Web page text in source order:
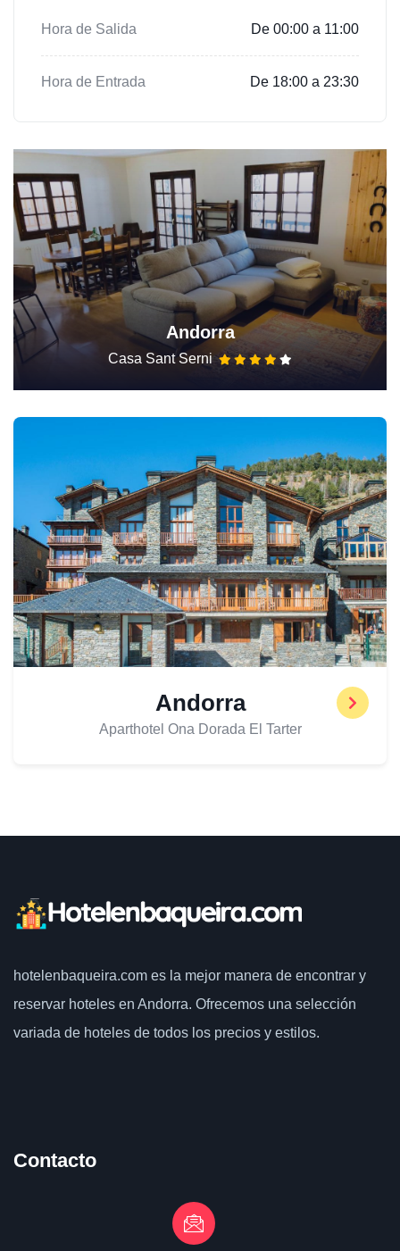
Hora de Salida De 00:00 a 11:00
Hora de Entrada De 18:00 a 23:30
Andorra
Casa Sant Serni
Andorra
Aparthotel Ona Dorada El Tarter
hotelenbaqueira.com es la mejor manera de encontrar y
reservar hoteles en Andorra. Ofrecemos una selección
variada de hoteles de todos los precios y estilos.
Contacto